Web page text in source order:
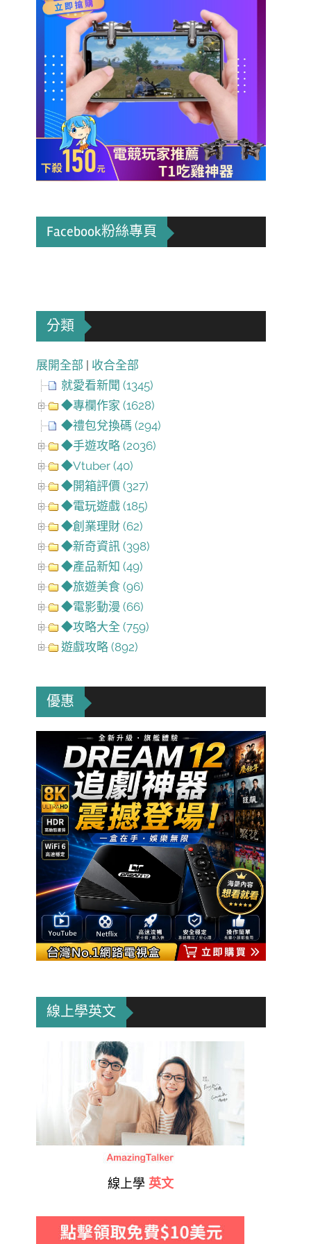
Facebook粉絲專頁
分類
展開全部 | 收合全部
就愛看新聞 (1345)
◆專欄作家 (1628)
◆禮包兌換碼 (294)
◆手遊攻略 (2036)
◆Vtuber (40)
◆開箱評價 (327)
◆電玩遊戲 (185)
◆創業理財 (62)
◆新奇資訊 (398)
◆產品新知 (49)
◆旅遊美食 (96)
◆電影動漫 (66)
◆攻略大全 (759)
遊戲攻略 (892)
優惠
線上學英文
線上學 英文